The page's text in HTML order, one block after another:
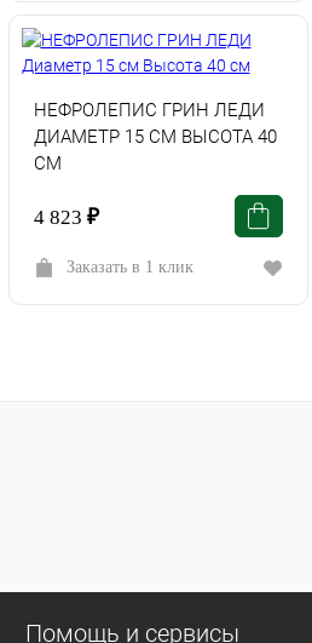
НЕФРОЛЕПИС ГРИН ЛЕДИ
ДИАМЕТР 15 СМ ВЫСОТА 40
СМ
4 823 ₽
Заказать в 1 клик
Помощь и сервисы